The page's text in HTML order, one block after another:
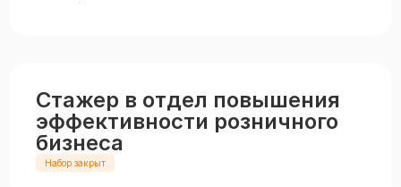
Стажер в отдел повышения
эффективности розничного
бизнеса
Набор закрыт